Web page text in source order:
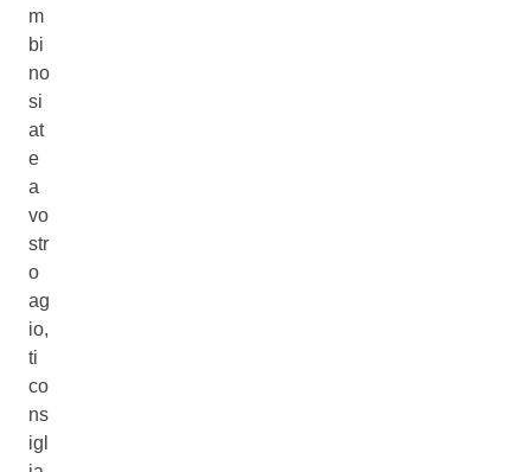
m
bi
no
si
at
e
a
vo
str
o
ag
io,
ti
co
ns
igl